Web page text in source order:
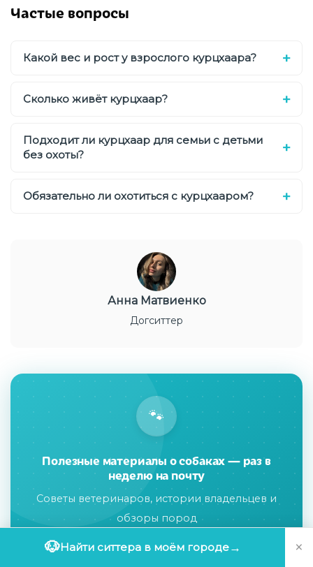
Частые вопросы
Какой вес и рост у взрослого курцхаара?
Сколько живёт курцхаар?
Подходит ли курцхаар для семьи с детьми
без охоты?
Обязательно ли охотиться с курцхааром?
Анна Матвиенко
Догситтер
🐾
Полезные материалы о собаках — раз в
неделю на почту
Советы ветеринаров, истории владельцев и
обзоры пород
🐶Найти ситтера в моём городе→ ×